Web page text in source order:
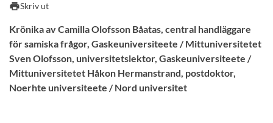
printSkriv ut
Krönika av Camilla Olofsson Båatas, central handläggare
för samiska frågor, Gaskeuniversiteete / Mittuniversitetet
Sven Olofsson, universitetslektor, Gaskeuniversiteete /
Mittuniversitetet Håkon Hermanstrand, postdoktor,
Noerhte universiteete / Nord universitet